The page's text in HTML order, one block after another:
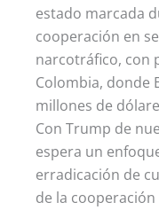
estado marcada
cooperación en
narcotráfico, con
Colombia, donde
millones de
Con Trump de
espera un
erradicación de
de la